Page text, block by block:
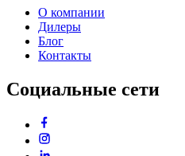
О компании
Дилеры
Блог
Контакты
Социальные сети